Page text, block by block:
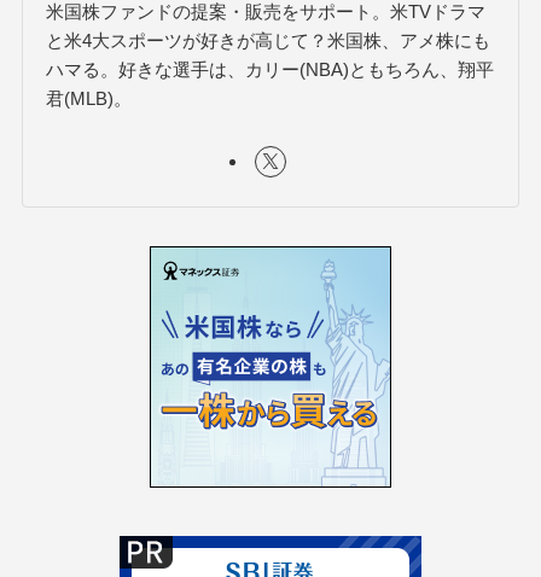
米国株ファンドの提案・販売をサポート。米TVドラマ
と米4大スポーツが好きが高じて？米国株、アメ株にも
ハマる。好きな選手は、カリー(NBA)ともちろん、翔平
君(MLB)。